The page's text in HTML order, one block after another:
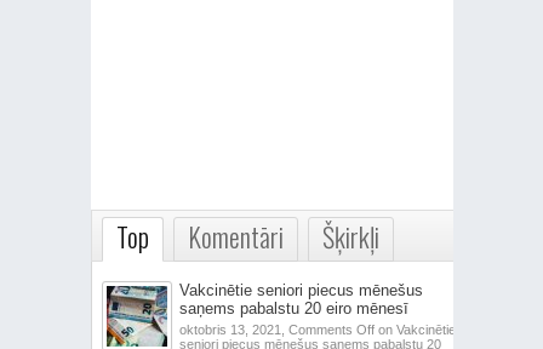
Top Komentāri Šķirkļi
Vakcinētie seniori piecus mēnešus
saņems pabalstu 20 eiro mēnesī
oktobris 13, 2021, Comments Offon Vakcinētie
seniori piecus mēnešus saņems pabalstu 20